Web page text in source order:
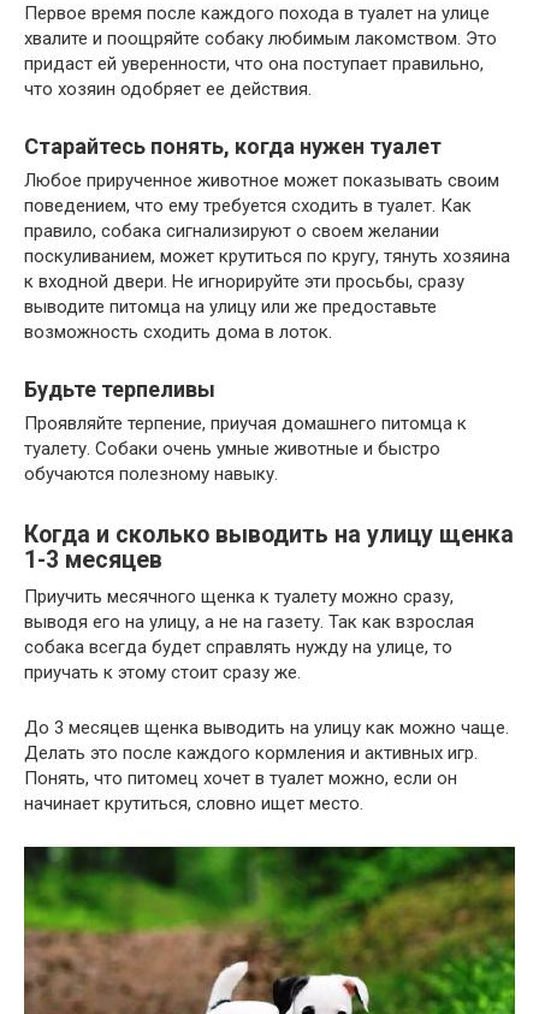
Первое время после каждого похода в туалет на улице
хвалите и поощряйте собаку любимым лакомством. Это
придаст ей уверенности, что она поступает правильно,
что хозяин одобряет ее действия.
Старайтесь понять, когда нужен туалет
Любое прирученное животное может показывать своим
поведением, что ему требуется сходить в туалет. Как
правило, собака сигнализируют о своем желании
поскуливанием, может крутиться по кругу, тянуть хозяина
к входной двери. Не игнорируйте эти просьбы, сразу
выводите питомца на улицу или же предоставьте
возможность сходить дома в лоток.
Будьте терпеливы
Проявляйте терпение, приучая домашнего питомца к
туалету. Собаки очень умные животные и быстро
обучаются полезному навыку.
Когда и сколько выводить на улицу щенка
1-3 месяцев
Приучить месячного щенка к туалету можно сразу,
выводя его на улицу, а не на газету. Так как взрослая
собака всегда будет справлять нужду на улице, то
приучать к этому стоит сразу же.
До 3 месяцев щенка выводить на улицу как можно чаще.
Делать это после каждого кормления и активных игр.
Понять, что питомец хочет в туалет можно, если он
начинает крутиться, словно ищет место.